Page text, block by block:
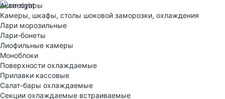
Аксессуары
Камеры, шкафы, столы шоковой заморозки, охлаждения
Лари морозильные
Лари-бонеты
Лиофильные камеры
Моноблоки
Поверхности охлаждаемые
Прилавки кассовые
Салат-бары охлаждаемые
Секции охлаждаемые встраиваемые